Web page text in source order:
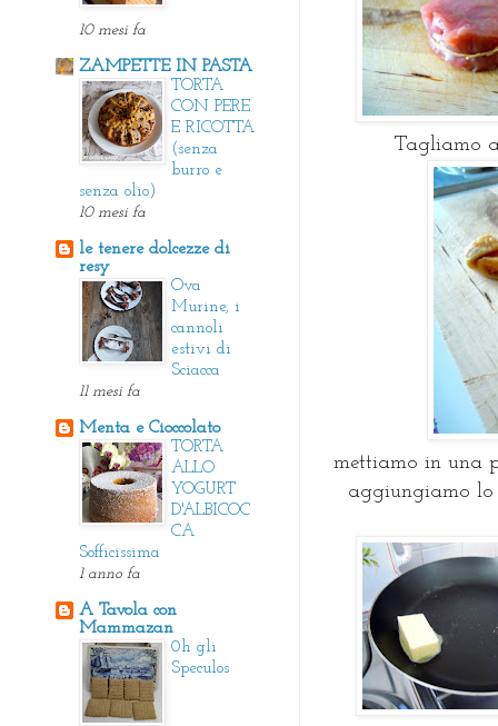
Tagliamo
mettiamo in una
aggiungiamo lo
10 mesi fa
ZAMPETTE IN PASTA
TORTA
CON PERE
E RICOTTA
(senza
burro e
senza olio)
10 mesi fa
le tenere dolcezze di
resy
Ova
Murine, i
cannoli
estivi di
Sciacca
11 mesi fa
Menta e Cioccolato
TORTA
ALLO
YOGURT
D'ALBICOC
CA
Sofficissima
1 anno fa
A Tavola con
Mammazan
0h gli
Speculos